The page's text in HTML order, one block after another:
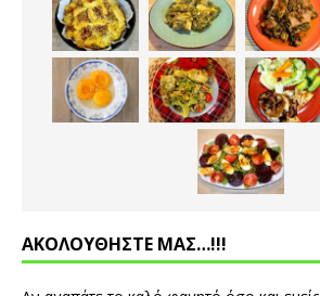
ΑΚΟΛΟΥΘΗΣΤΕ ΜΑΣ…!!!